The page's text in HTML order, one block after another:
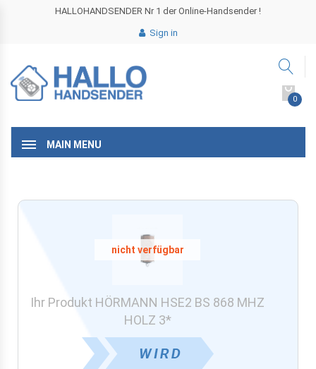
HALLOHANDSENDER Nr 1 der Online-Handsender !
Sign in
0
MAIN MENU
Ihr Produkt HÖRMANN HSE2 BS 868 MHZ
HOLZ 3*